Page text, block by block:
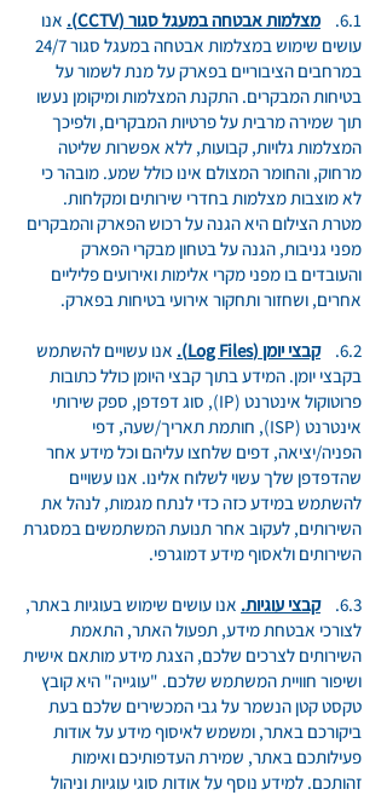
6.1. מצלמות אבטחה במעגל סגור (CCTV).
אנו
עושים שימוש במצלמות אבטחה במעגל סגור 24/7
במרחבים הציבוריים בפארק על מנת לשמור על
בטיחות המבקרים. התקנת המצלמות ומיקומן נעשו
תוך שמירה מרבית על פרטיות המבקרים, ולפיכך
המצלמות גלויות, קבועות, ללא אפשרות שליטה
מרחוק, והחומר המצולם אינו כולל שמע. מובהר כי
לא מוצבות מצלמות בחדרי שירותים ומקלחות.
מטרת הצילום היא הגנה על רכוש הפארק והמבקרים
מפני גניבות, הגנה על בטחון מבקרי הפארק
והעובדים בו מפני מקרי אלימות ואירועים פליליים
אחרים, ושחזור ותחקור אירועי בטיחות בפארק.
6.2. קבצי יומן (Log Files).
אנו עשויים להשתמש
בקבצי יומן. המידע בתוך קבצי היומן כולל כתובות
פרוטוקול אינטרנט (IP), סוג דפדפן, ספק שירותי
אינטרנט (ISP), חותמת תאריך/שעה, דפי
הפניה/יציאה, דפים שלחצו עליהם וכל מידע אחר
שהדפדפן שלך עשוי לשלוח אלינו. אנו עשויים
להשתמש במידע כזה כדי לנתח מגמות, לנהל את
השירותים, לעקוב אחר תנועת המשתמשים במסגרת
השירותים ולאסוף מידע דמוגרפי.
6.3. קבצי עוגיות. אנו עושים שימוש בעוגיות באתר,
לצורכי אבטחת מידע, תפעול האתר, התאמת
השירותים לצרכים שלכם, הצגת מידע מותאם אישית
ושיפור חוויית המשתמש שלכם. "עוגייה" היא קובץ
טקסט קטן הנשמר על גבי המכשירים שלכם בעת
ביקורכם באתר, ומשמש לאיסוף מידע על אודות
פעילותכם באתר, שמירת העדפותיכם ואימות
זהותכם. למידע נוסף על אודות סוגי עוגיות וניהול